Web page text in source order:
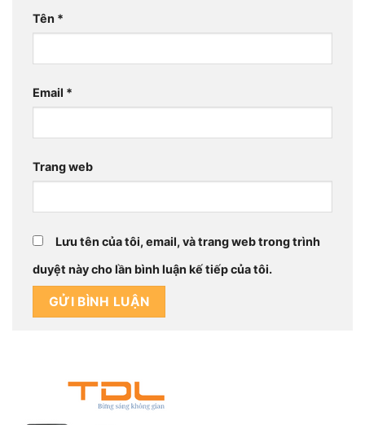
Tên *
Email *
Trang web
Lưu tên của tôi, email, và trang web trong trình
duyệt này cho lần bình luận kế tiếp của tôi.